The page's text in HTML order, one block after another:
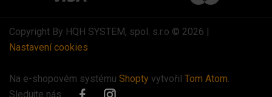
Copyright By HQH SYSTEM, spol. s.r.o © 2026 |
Nastavení cookies
Na e-shopovém systému Shopty vytvořil Tom Atom.
Sledujte nás